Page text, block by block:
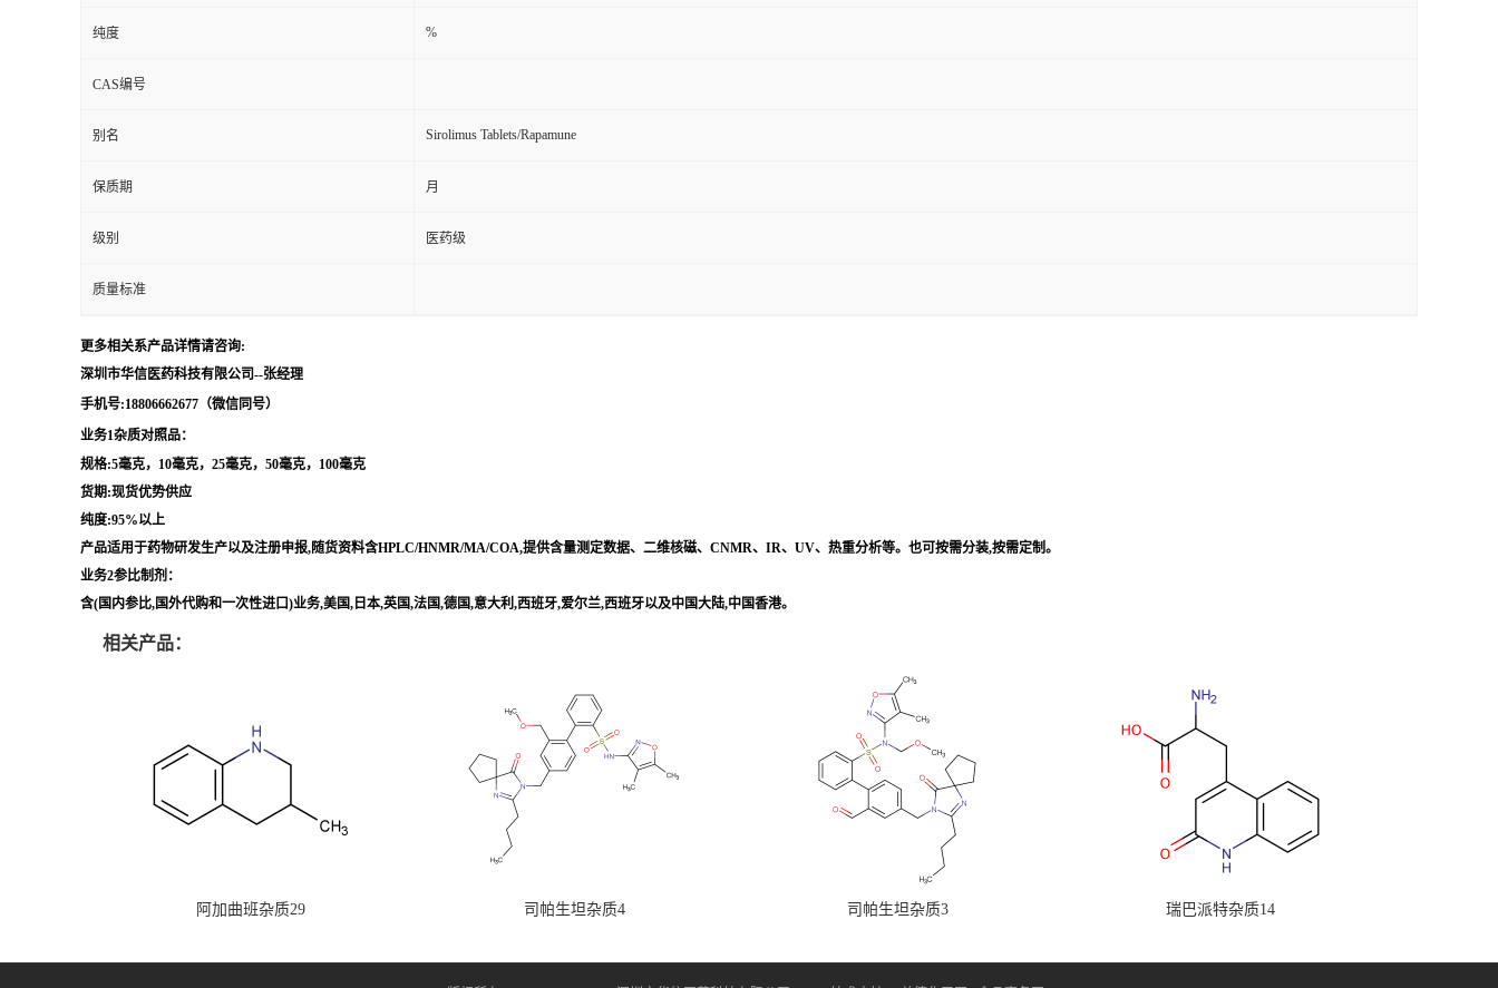
纯度 %
CAS编号
别名 Sirolimus Tablets/Rapamune
保质期 月
级别 医药级
质量标准
更多相关系产品详情请咨询:
深圳市华信医药科技有限公司--张经理
手机号:18806662677（微信同号）
业务1杂质对照品：
规格:5毫克，10毫克，25毫克，50毫克，100毫克
货期:现货优势供应
纯度:95%以上
产品适用于药物研发生产以及注册申报,随货资料含HPLC/HNMR/MA/COA,提供含量测定数据、二维核磁、CNMR、IR、UV、热重分析等。也可按需分装,按需定制。
业务2参比制剂：
含(国内参比,国外代购和一次性进口)业务,美国,日本,英国,法国,德国,意大利,西班牙,爱尔兰,西班牙以及中国大陆,中国香港。
相关产品：
阿加曲班杂质29 司帕生坦杂质4 司帕生坦杂质3 瑞巴派特杂质14